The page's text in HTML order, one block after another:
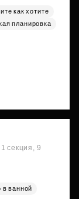
как хотите
планировка
секция, 9
в ванной